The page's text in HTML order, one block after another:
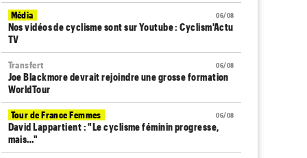
06/08
Média
Nos vidéos de cyclisme sont sur Youtube : Cyclism'Actu
TV
06/08
Transfert
Joe Blackmore devrait rejoindre une grosse formation
WorldTour
06/08
Tour de France Femmes
David Lappartient : "Le cyclisme féminin progresse,
mais…"